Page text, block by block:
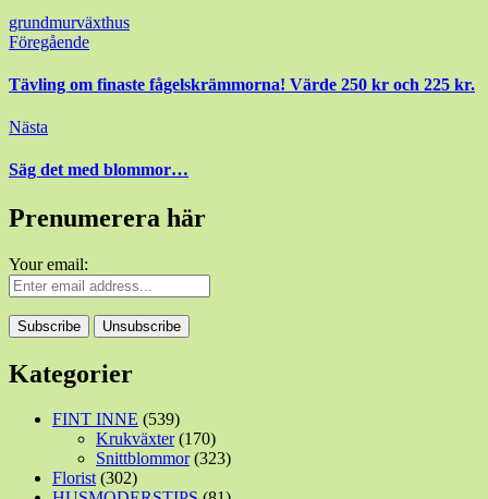
grundmurväxthus
Inläggsnavigering
Föregående
Tävling om finaste fågelskrämmorna! Värde 250 kr och 225 kr.
Nästa
Säg det med blommor…
Prenumerera här
Your email:
Kategorier
FINT INNE (539)
Krukväxter(170)
Snittblommor(323)
Florist(302)